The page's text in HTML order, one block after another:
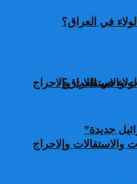
في العراق؟
وإلاحراج
جديدة”
في العراق؟
وإلاحراج